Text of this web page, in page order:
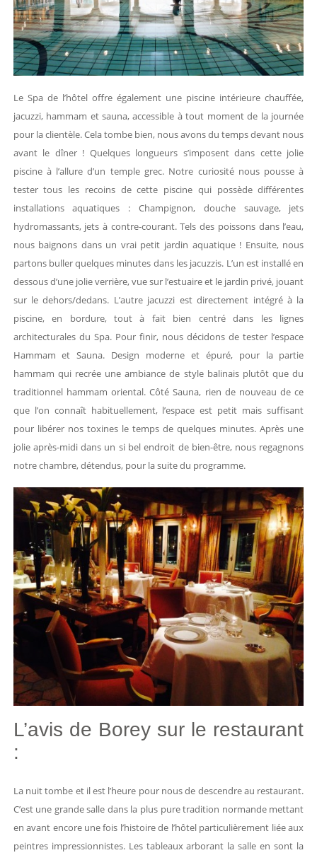
Le Spa de l’hôtel offre également une piscine intérieure chauffée,
jacuzzi, hammam et sauna, accessible à tout moment de la journée
pour la clientèle. Cela tombe bien, nous avons du temps devant nous
avant le dîner ! Quelques longueurs s’imposent dans cette jolie
piscine à l’allure d’un temple grec. Notre curiosité nous pousse à
tester tous les recoins de cette piscine qui possède différentes
installations aquatiques : Champignon, douche sauvage, jets
hydromassants, jets à contre-courant. Tels des poissons dans l’eau,
nous baignons dans un vrai petit jardin aquatique ! Ensuite, nous
partons buller quelques minutes dans les jacuzzis. L’un est installé en
dessous d’une jolie verrière, vue sur l’estuaire et le jardin privé, jouant
sur le dehors/dedans. L’autre jacuzzi est directement intégré à la
piscine, en bordure, tout à fait bien centré dans les lignes
architecturales du Spa. Pour finir, nous décidons de tester l’espace
Hammam et Sauna. Design moderne et épuré, pour la partie
hammam qui recrée une ambiance de style balinais plutôt que du
traditionnel hammam oriental. Côté Sauna, rien de nouveau de ce
que l’on connaît habituellement, l’espace est petit mais suffisant
pour libérer nos toxines le temps de quelques minutes. Après une
jolie après-midi dans un si bel endroit de bien-être, nous regagnons
notre chambre, détendus, pour la suite du programme.
L’avis de Borey sur le restaurant
:
La nuit tombe et il est l’heure pour nous de descendre au restaurant.
C’est une grande salle dans la plus pure tradition normande mettant
en avant encore une fois l’histoire de l’hôtel particulièrement liée aux
peintres impressionnistes. Les tableaux arborant la salle en sont la